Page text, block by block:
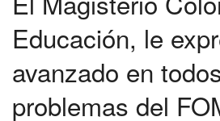
Educación, le
avanzado en
problemas del